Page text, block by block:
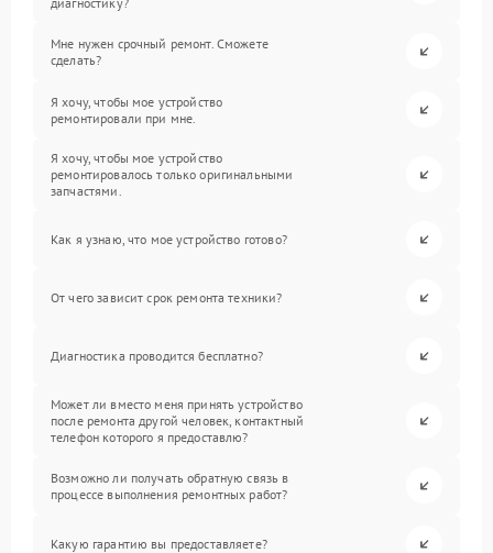
Мне нужен срочный ремонт. Сможете
сделать?
Я хочу, чтобы мое устройство
ремонтировали при мне.
Я хочу, чтобы мое устройство
ремонтировалось только оригинальными
запчастями.
Как я узнаю, что мое устройство готово?
От чего зависит срок ремонта техники?
Диагностика проводится бесплатно?
Может ли вместо меня принять устройство
после ремонта другой человек, контактный
телефон которого я предоставлю?
Возможно ли получать обратную связь в
процессе выполнения ремонтных работ?
Какую гарантию вы предоставляете?